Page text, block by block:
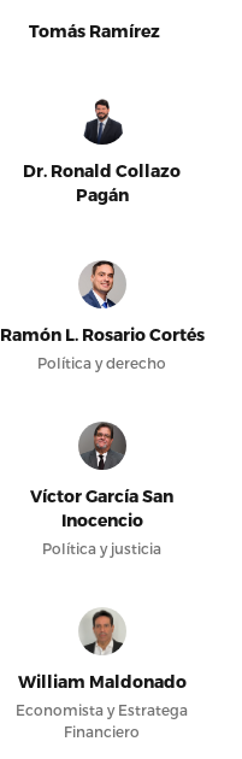
Tomás Ramírez
Dr. Ronald Collazo
Pagán
Ramón L. Rosario Cortés
Política y derecho
Víctor García San
Inocencio
Política y justicia
William Maldonado
Economista y Estratega
Financiero